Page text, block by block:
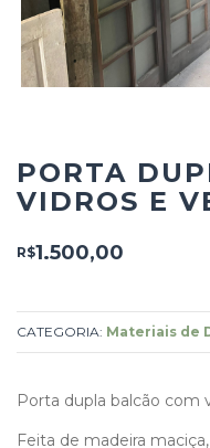
PORTA
VIDROS E
R$1.500,00
CATEGORIA: Materiais de
Porta dupla balcão com
Feita de madeira